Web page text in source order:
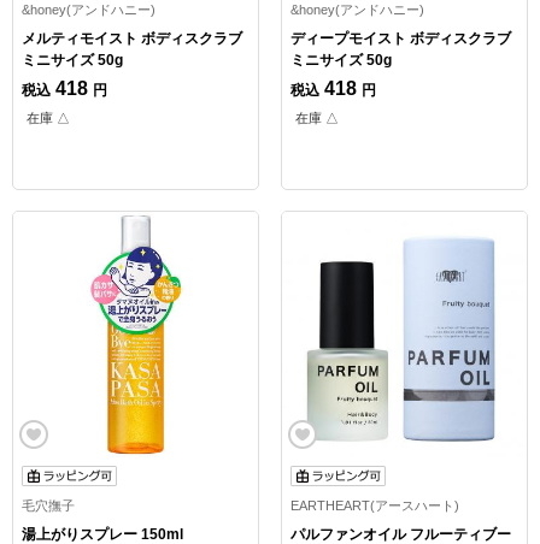
&honey(アンドハニー)
メルティモイスト ボディスクラブ
ミニサイズ 50g
税込 418 円
在庫 △
&honey(アンドハニー)
ディープモイスト ボディスクラブ
ミニサイズ 50g
税込 418 円
在庫 △
毛穴撫子
湯上がりスプレー 150ml
EARTHEART(アースハート)
パルファンオイル フルーティブー